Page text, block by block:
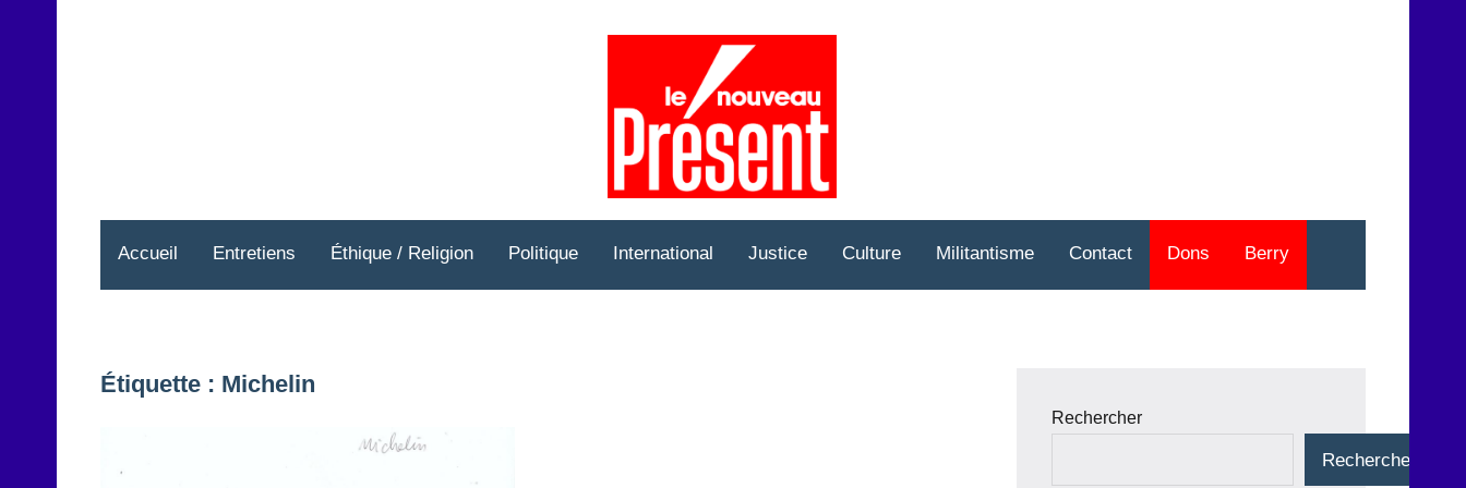
Accueil Entretiens Éthique / Religion Politique International Justice Culture Militantisme Contact Dons Berry
Étiquette : Michelin
Rechercher
Rechercher